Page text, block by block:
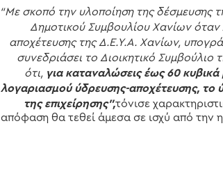
“Με σκοπό την υλοποίηση της δέσμευσης
Δημοτικού Συμβουλίου Χανίων όταν
αποχέτευσης της Δ.Ε.Υ.Α. Χανίων,
συνεδριάσει το Διοικητικό
ότι, για καταναλώσεις έως 60 κυβικά
λογαριασμού ύδρευσης-αποχέτευσης, το
της επιχείρησης”,τόνισε
απόφαση θα τεθεί άμεσα σε ισχύ από